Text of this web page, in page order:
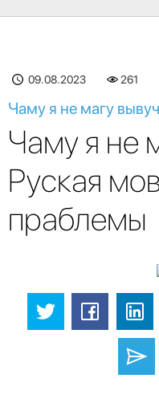
09.08.2023 261
Чаму я не магу
Чаму я не
Руская
праблемы